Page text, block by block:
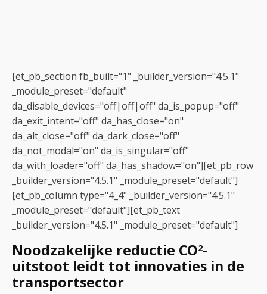
[et_pb_section fb_built="1" _builder_version="4.5.1"
_module_preset="default"
da_disable_devices="off|off|off" da_is_popup="off"
da_exit_intent="off" da_has_close="on"
da_alt_close="off" da_dark_close="off"
da_not_modal="on" da_is_singular="off"
da_with_loader="off" da_has_shadow="on"][et_pb_row
_builder_version="4.5.1" _module_preset="default"]
[et_pb_column type="4_4" _builder_version="4.5.1"
_module_preset="default"][et_pb_text
_builder_version="4.5.1" _module_preset="default"]
Noodzakelijke reductie CO2-
uitstoot leidt tot innovaties in de
transportsector